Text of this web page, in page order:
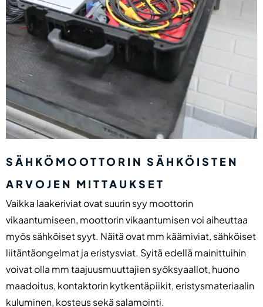
SÄHKÖMOOTTORIN SÄHKÖISTEN
ARVOJEN MITTAUKSET
Vaikka laakeriviat ovat suurin syy moottorin
vikaantumiseen, moottorin vikaantumisen voi aiheuttaa
myös sähköiset syyt. Näitä ovat mm käämiviat, sähköiset
liitäntäongelmat ja eristysviat. Syitä edellä mainittuihin
voivat olla mm taajuusmuuttajien syöksyaallot, huono
maadoitus, kontaktorin kytkentäpiikit, eristysmateriaalin
kuluminen, kosteus sekä salamointi.